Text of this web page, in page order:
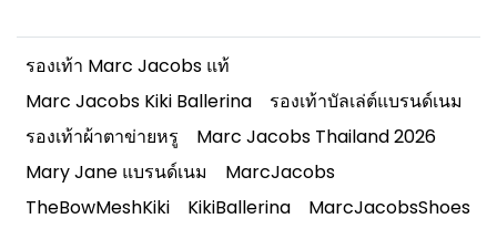
รองเท้า Marc Jacobs แท้
Marc Jacobs Kiki Ballerina
รองเท้าบัลเล่ต์แบรนด์เนม
รองเท้าผ้าตาข่ายหรู
Marc Jacobs Thailand 2026
Mary Jane แบรนด์เนม
MarcJacobs
TheBowMeshKiki
KikiBallerina
MarcJacobsShoes